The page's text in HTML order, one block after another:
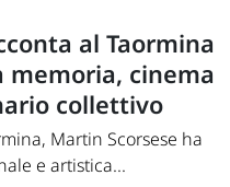
al Taormina
memoria, cinema
collettivo
Martin Scorsese ha
e artistica...